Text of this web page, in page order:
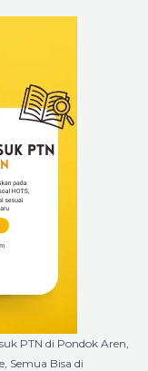
PTN di Pondok Aren,
Semua Bisa di